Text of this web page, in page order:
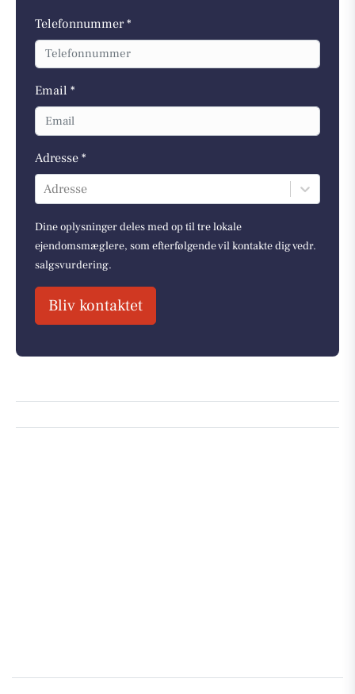
Telefonnummer *
Email *
Adresse *
Adresse
Dine oplysninger deles med op til tre lokale
ejendomsmæglere, som efterfølgende vil kontakte dig vedr.
salgsvurdering.
Bliv kontaktet